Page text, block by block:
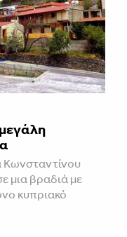
Κωνσταντίνου
μια βραδιά με
κυπριακό